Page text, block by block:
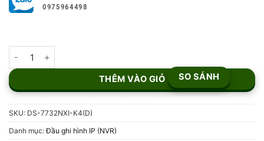
0975964498
THÊM VÀO GIỎ SO SÁNH
SKU: DS-7732NXI-K4(D)
Danh mục:Đầu ghi hình IP (NVR)